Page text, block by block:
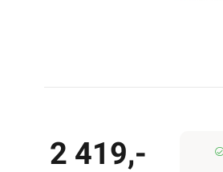
2 419,-